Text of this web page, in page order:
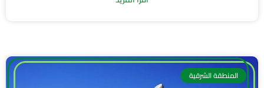
المنطقة الشرقية